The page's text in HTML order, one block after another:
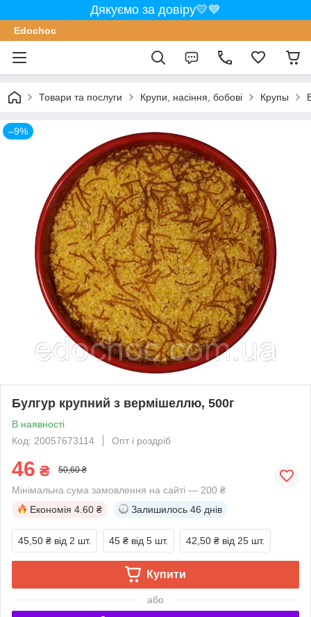
Дякуємо за довіру💛💙
Edochoс
Товари та послуги Крупи, насіння, бобові Крупы
–9%
Булгур крупний з вермішеллю, 500г
В наявності
Код: 20057673114
Опт і роздріб
46 ₴ 50,60 ₴
Мінімальна сума замовлення на сайті — 200 ₴
Економія 4.60 ₴ Залишилось 46 днів
45,50 ₴ від 2 шт. 45 ₴ від 5 шт. 42,50 ₴ від 25 шт.
Купити
або